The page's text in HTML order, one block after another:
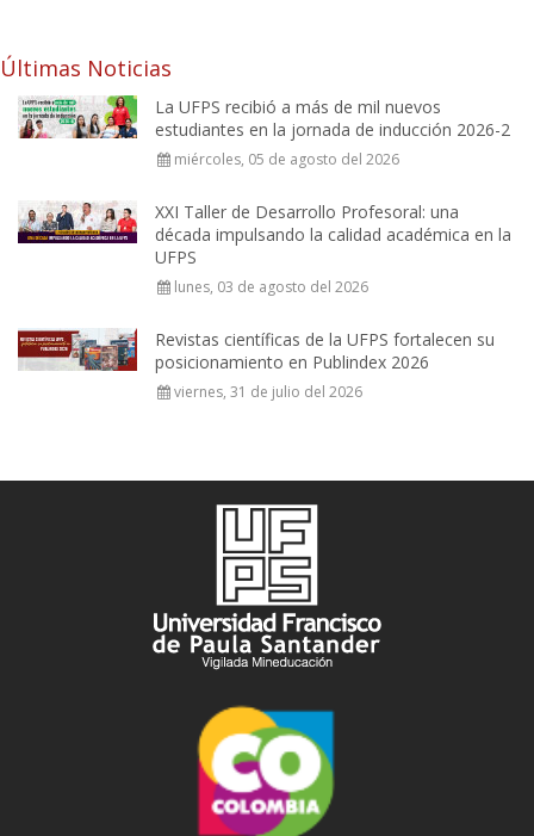
Últimas Noticias
La UFPS recibió a más de mil nuevos
estudiantes en la jornada de inducción 2026-2
miércoles, 05 de agosto del 2026
XXI Taller de Desarrollo Profesoral: una
década impulsando la calidad académica en la
UFPS
lunes, 03 de agosto del 2026
Revistas científicas de la UFPS fortalecen su
posicionamiento en Publindex 2026
viernes, 31 de julio del 2026